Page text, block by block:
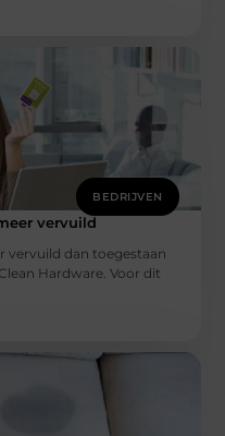
BEDRIJVEN
vervuild
vervuild dan toegestaan
Hardware. Voor dit